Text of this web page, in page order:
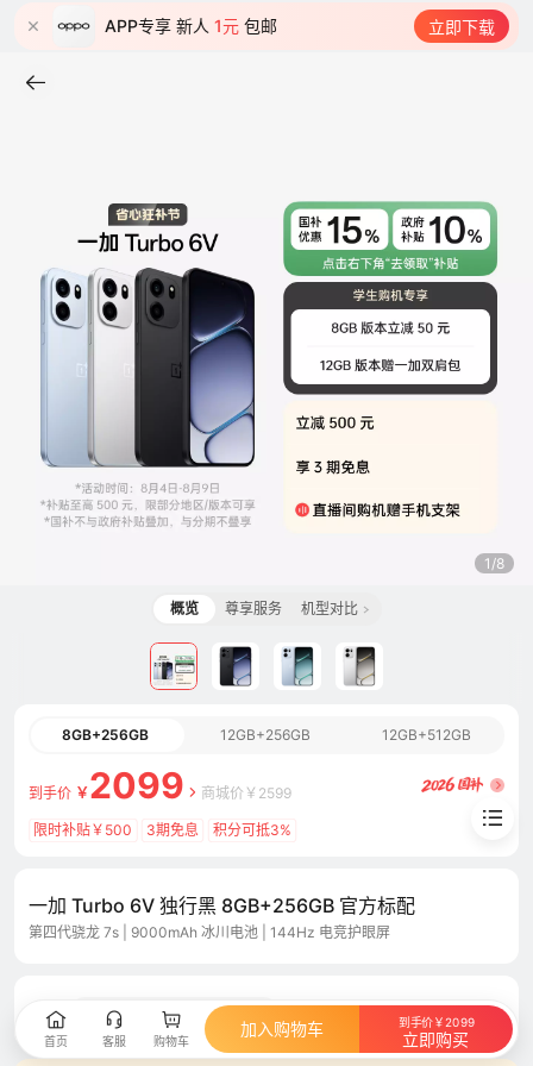
APP专享 新人 1元 包邮 立即下载
1/8
概览 尊享服务 机型对比
8GB+256GB 12GB+256GB 12GB+512GB
到手价 ￥2099 商城价 ￥ 2599
限时补贴￥500 3期免息 积分可抵3%
一加 Turbo 6V 独行黑 8GB+256GB 官方标配
第四代骁龙 7s | 9000mAh 冰川电池 | 144Hz 电竞护眼屏
活动 【学生专享】限时立减￥50 共2个
首页 客服 购物车
加入购物车 到手价￥2099
立即购买